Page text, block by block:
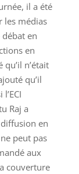
il a été
les médias
en
en
n’était
qu’il
Raj a
en
peut pas
aux
couverture